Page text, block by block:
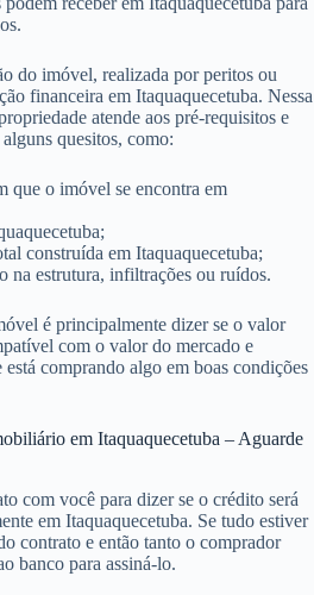
do imóvel, realizada por peritos ou
financeira em Itaquaquecetuba. Nessa
atende aos pré-requisitos e
quesitos, como:
que o imóvel se encontra em
construída em Itaquaquecetuba;
na estrutura, infiltrações ou ruídos.
é principalmente dizer se o valor
com o valor do mercado e
comprando algo em boas condições
em Itaquaquecetuba – Aguarde
com você para dizer se o crédito será
em Itaquaquecetuba. Se tudo estiver
contrato e então tanto o comprador
banco para assiná-lo.